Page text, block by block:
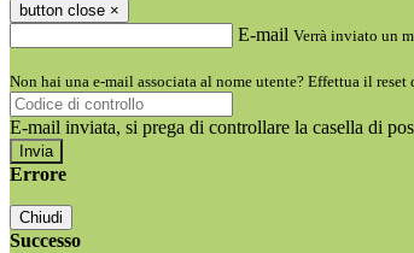
button close ×
E-mail Verrà inviato un
Non hai una e-mail associata al nome utente? Effettua il reset
E-mail inviata, si prega di controllare la casella di
Errore
Chiudi
Successo